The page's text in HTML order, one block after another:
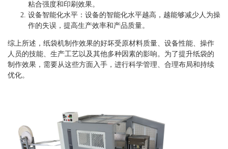
粘合强度和印刷效果。
设备智能化水平 ：设备的智能化水平越高，越能够减少人为操
作的失误，提高生产效率和产品质量。
综上所述，纸袋机制作效果的好坏受原材料质量、设备性能、操作
人员的技能、生产工艺以及其他多种因素的影响。为了提升纸袋的
制作效果，需要从这些方面入手，进行科学管理、合理布局和持续
优化。